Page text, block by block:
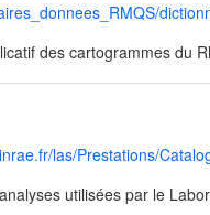
des cartogrammes du
las/Prestations/
utilisées par le